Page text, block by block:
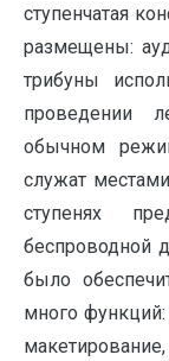
ступенчатая
размещены:
трибуны
проведении
обычном
служат
ступенях
беспроводной
было
много функций: